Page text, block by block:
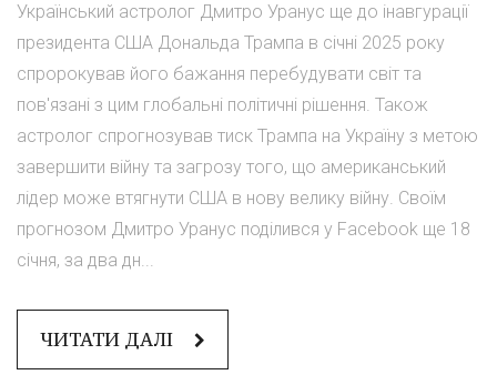
Український астролог Дмитро Уранус ще до інавгурації
президента США Дональда Трампа в січні 2025 року
спророкував його бажання перебудувати світ та
пов'язані з цим глобальні політичні рішення. Також
астролог спрогнозував тиск Трампа на Україну з метою
завершити війну та загрозу того, що американський
лідер може втягнути США в нову велику війну. Своїм
прогнозом Дмитро Уранус поділився у Facebook ще 18
січня, за два дн...
ЧИТАТИ ДАЛІ